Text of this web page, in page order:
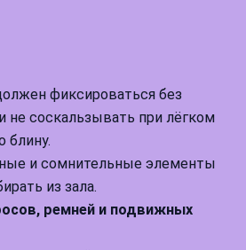
фиксироваться без
не соскальзывать при лёгком
блину.
и сомнительные элементы
из зала.
ремней и подвижных